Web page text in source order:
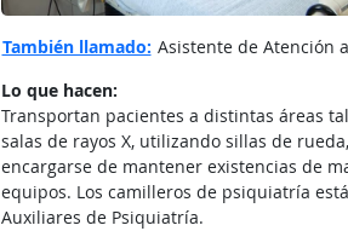
También llamado: Asistente de Atención
Lo que hacen:
Transportan pacientes a distintas áreas
salas de rayos X, utilizando sillas de
encargarse de mantener existencias de
equipos. Los camilleros de psiquiatría
Auxiliares de Psiquiatría.